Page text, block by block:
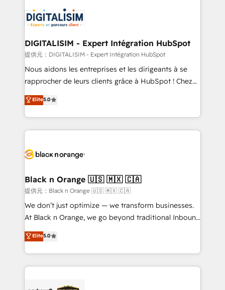
team of 25+ experts Contact us today to help you
get more from your investment in HubSpot.
Implementation partner, we provide expertise to
drive your business forward. Since 2015 we are fully
dedicated to HubSpot and with an experienced
team (50+), we work with reputable companies in
B2B sectors such as manufacturing, SaaS and
business services. We prepare a customized
impact of your digital transformation, including a
detailed financial rationale with a focus on ROI and
embark on a transformational journey that sets your
business up for long-term success. Unlock your
business. If not now, when?
DIGITALISIM - Expert Intégration HubSpot
提供元：DIGITALISIM - Expert Intégration HubSpot
Nous aidons les entreprises et les dirigeants à se
rapprocher de leurs clients grâce à HubSpot ! Chez
DIGITALISIM, nous avons l'intime conviction que la
réussite des entreprises passe par l’innovation web,
le marketing digital, et la relation client ! C'est
pourquoi, nos experts sont à la fois capables de
référencement, votre stratégie digitale et le pilotage
projet HubSpot avec DIGITALISIM : 🧽 Nettoyage,
migration et intégration des bases de données. 🚀
Développement des interfaces avec vos logiciels
métiers ⚙️ Configuration de la plateforme HubSpot
Book Process & Guidelines utilisateurs 🎓
Formations des utilisateurs
Elite5.0
Black n Orange 🇺🇸 🇲🇽 🇨🇦
提供元：Black n Orange 🇺🇸 🇲🇽 🇨🇦
We don’t just optimize — we transform businesses.
At Black n Orange, we go beyond traditional Inbound
Marketing with our exclusive methodologies:
BOOMS and BOOST. Together, they form a powerful
combination that has driven success for over 800
businesses worldwide. As Elite HubSpot Partners, we
Elite5.0